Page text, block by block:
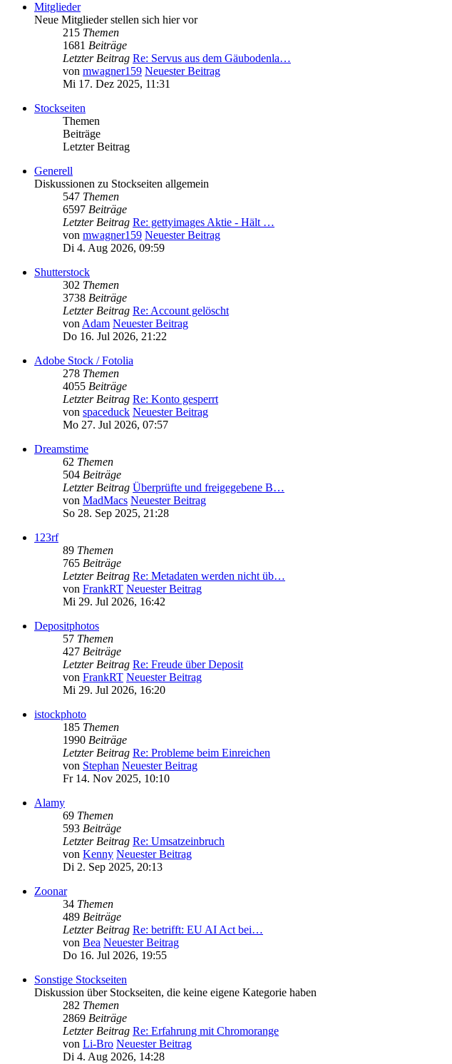
Mitglieder
Neue Mitglieder stellen sich hier vor
215 Themen
1681 Beiträge
Letzter Beitrag Re: Servus aus dem Gäubodenla…
von mwagner159 Neuester Beitrag
Mi 17. Dez 2025, 11:31
Stockseiten
Themen
Beiträge
Letzter Beitrag
Generell
Diskussionen zu Stockseiten allgemein
547 Themen
6597 Beiträge
Letzter Beitrag Re: gettyimages Aktie - Hält …
von mwagner159 Neuester Beitrag
Di 4. Aug 2026, 09:59
Shutterstock
302 Themen
3738 Beiträge
Letzter Beitrag Re: Account gelöscht
vonAdam Neuester Beitrag
Do 16. Jul 2026, 21:22
Adobe Stock / Fotolia
278 Themen
4055 Beiträge
Letzter Beitrag Re: Konto gesperrt
von spaceduck Neuester Beitrag
Mo 27. Jul 2026, 07:57
Dreamstime
62 Themen
504 Beiträge
Letzter Beitrag Überprüfte und freigegebene B…
von MadMacs Neuester Beitrag
So 28. Sep 2025, 21:28
123rf
89 Themen
765 Beiträge
Letzter Beitrag Re: Metadaten werden nicht üb…
von FrankRT Neuester Beitrag
Mi 29. Jul 2026, 16:42
Depositphotos
57 Themen
427 Beiträge
Letzter Beitrag Re: Freude über Deposit
von FrankRT Neuester Beitrag
Mi 29. Jul 2026, 16:20
istockphoto
185 Themen
1990 Beiträge
Letzter Beitrag Re: Probleme beim Einreichen
von Stephan Neuester Beitrag
Fr 14. Nov 2025, 10:10
Alamy
69 Themen
593 Beiträge
Letzter Beitrag Re: Umsatzeinbruch
von Kenny Neuester Beitrag
Di 2. Sep 2025, 20:13
Zoonar
34 Themen
489 Beiträge
Letzter Beitrag Re: betrifft: EU AI Act bei…
von Bea Neuester Beitrag
Do 16. Jul 2026, 19:55
Sonstige Stockseiten
Diskussion über Stockseiten, die keine eigene Kategorie haben
282 Themen
2869 Beiträge
Letzter Beitrag Re: Erfahrung mit Chromorange
von Li-Bro Neuester Beitrag
Di 4. Aug 2026, 14:28